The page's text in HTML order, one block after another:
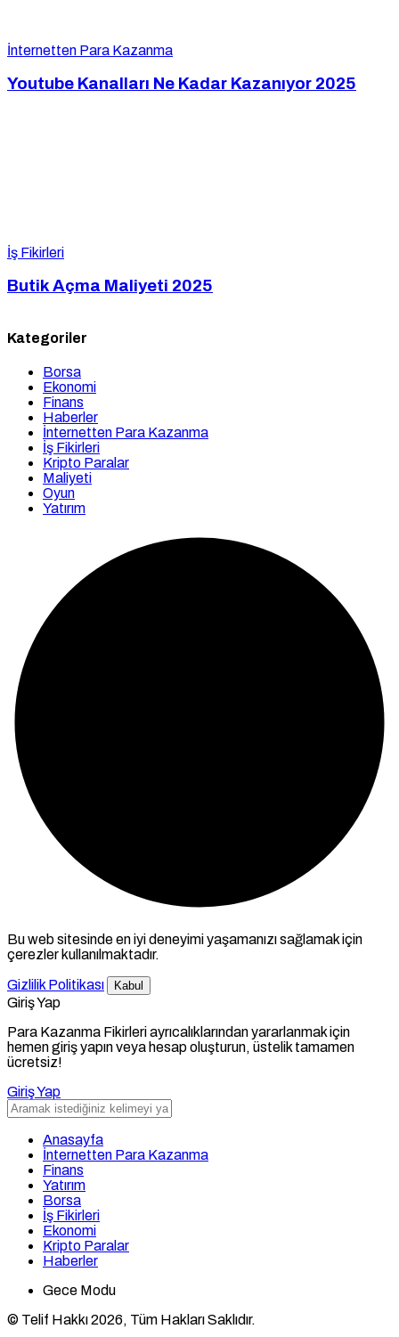
İnternetten Para Kazanma
Youtube Kanalları Ne Kadar Kazanıyor 2025
İş Fikirleri
Butik Açma Maliyeti 2025
Kategoriler
Borsa
Ekonomi
Finans
Haberler
İnternetten Para Kazanma
İş Fikirleri
Kripto Paralar
Maliyeti
Oyun
Yatırım
Bu web sitesinde en iyi deneyimi yaşamanızı sağlamak için
çerezler kullanılmaktadır.
Gizlilik Politikası
Kabul
Giriş Yap
Para Kazanma Fikirleri ayrıcalıklarından yararlanmak için
hemen giriş yapın veya hesap oluşturun, üstelik tamamen
ücretsiz!
Giriş Yap
Anasayfa
İnternetten Para Kazanma
Finans
Yatırım
Borsa
İş Fikirleri
Ekonomi
Kripto Paralar
Haberler
Gece Modu
© Telif Hakkı 2026, Tüm Hakları Saklıdır.